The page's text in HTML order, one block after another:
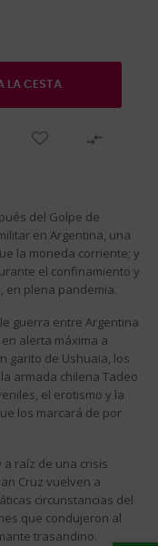
LA CESTA

del Golpe de
en Argentina, una
la moneda corriente; y
el confinamiento y
en plena pandemia.
guerra entre Argentina
alerta máxima a
garito de Ushuaia, los
armada chilena Tadeo
el erotismo y la
los marcará de por
a raíz de una crisis
Cruz vuelven a
circunstancias del
que condujeron al
trasandino.